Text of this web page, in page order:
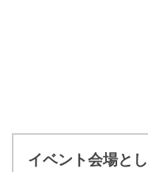
イベント会場と